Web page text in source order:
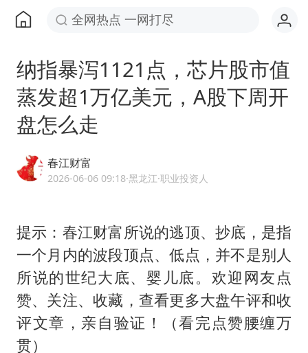
全网热点 一网打尽
纳指暴泻1121点，芯片股市值
蒸发超1万亿美元，A股下周开
盘怎么走
春江财富
2026-06-06 09:18·黑龙江·职业投资人
提示：春江财富所说的逃顶、抄底，是指
一个月内的波段顶点、低点，并不是别人
所说的世纪大底、婴儿底。欢迎网友点
赞、关注、收藏，查看更多大盘午评和收
评文章，亲自验证！（看完点赞腰缠万
贯）